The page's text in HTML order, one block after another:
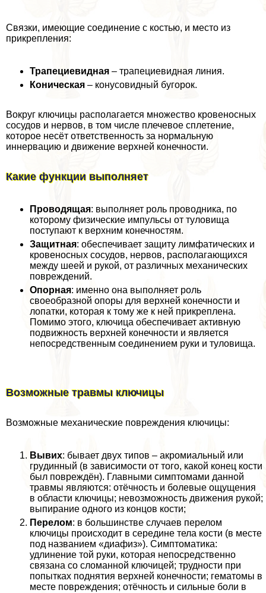
Связки, имеющие соединение с костью, и место из
прикрепления:
Трапециевидная – трапециевидная линия.
Коническая – конусовидный бугорок.
Вокруг ключицы располагается множество кровеносных
сосудов и нервов, в том числе плечевое сплетение,
которое несёт ответственность за нормальную
иннервацию и движение верхней конечности.
Какие функции выполняет
Проводящая: выполняет роль проводника, по
которому физические импульсы от туловища
поступают к верхним конечностям.
Защитная: обеспечивает защиту лимфатических и
кровеносных сосудов, нервов, располагающихся
между шеей и рукой, от различных механических
повреждений.
Опopная: именно она выполняет роль
своеобразной опоры для верхней конечности и
лопатки, которая к тому же к ней прикреплена.
Помимо этого, ключица обеспечивает активную
подвижность верхней конечности и является
непосредственным соединением руки и туловища.
Возможные травмы ключицы
Возможные механические повреждения ключицы:
Вывих: бывает двух типов – акромиальный или
гpyдинный (в зависимости от того, какой конец кости
был повреждён). Главными симптомами данной
травмы являются: отёчность и болевые ощущения
в области ключицы; невозможность движения рукой;
выпирание одного из концов кости;
Перелом: в большинстве случаев перелом
ключицы происходит в середине тела кости (в месте
под названием «диафиз»). Симптоматика:
удлинение той руки, которая непосредственно
связана со сломанной ключицей; трудности при
попытках поднятия верхней конечности; гематомы в
месте повреждения; отёчность и сильные боли в